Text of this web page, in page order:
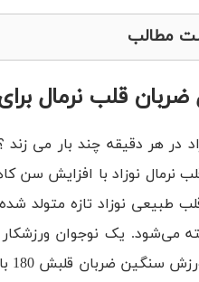
مطالب
نامنظم شدن ضربان قلب نوزاد
بی‌نظمی در ضربان قلب طبیعی در
غیرطبیعی قلب چگونه تشخیص
بی‌نظمی ضربان قلب طبیعی در
جنسیت بر ضربان قلب طبیعی نوزاد
قلب نرمال
در هر دقیقه چند بار می
طبیعی نوزاد تازه متولد